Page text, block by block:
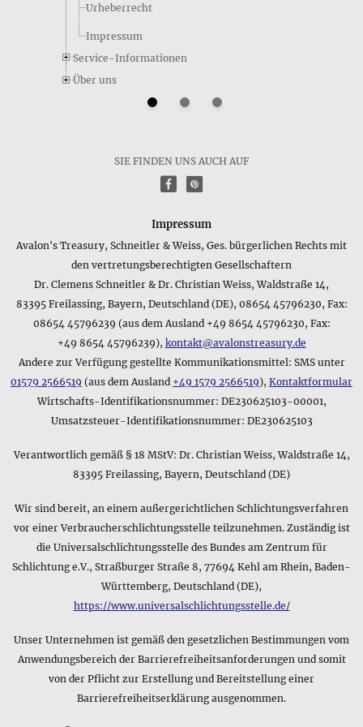
Urheberrecht
Impressum
Service-Informationen
Über uns
SIE FINDEN UNS AUCH AUF
f P
Impressum
Avalon's Treasury, Schneitler & Weiss, Ges. bürgerlichen Rechts mit
den vertretungsberechtigten Gesellschaftern
Dr. Clemens Schneitler & Dr. Christian Weiss, Waldstraße 14,
83395 Freilassing, Bayern, Deutschland (DE), 08654 45796230, Fax:
08654 45796239 (aus dem Ausland +49 8654 45796230, Fax:
+49 8654 45796239), kontakt@avalonstreasury.de
Andere zur Verfügung gestellte Kommunikationsmittel: SMS unter
01579 2566519 (aus dem Ausland +49 1579 2566519), Kontaktformular
Wirtschafts-Identifikationsnummer: DE230625103-00001,
Umsatzsteuer-Identifikationsnummer: DE230625103
Verantwortlich gemäß § 18 MStV: Dr. Christian Weiss, Waldstraße 14,
83395 Freilassing, Bayern, Deutschland (DE)
Wir sind bereit, an einem außergerichtlichen Schlichtungsverfahren
vor einer Verbraucherschlichtungsstelle teilzunehmen. Zuständig ist
die Universalschlichtungsstelle des Bundes am Zentrum für
Schlichtung e.V., Straßburger Straße 8, 77694 Kehl am Rhein, Baden-
Württemberg, Deutschland (DE),
https://www.universalschlichtungsstelle.de/
Unser Unternehmen ist gemäß den gesetzlichen Bestimmungen vom
Anwendungsbereich der Barrierefreiheitsanforderungen und somit
von der Pflicht zur Erstellung und Bereitstellung einer
Barrierefreiheitserklärung ausgenommen.